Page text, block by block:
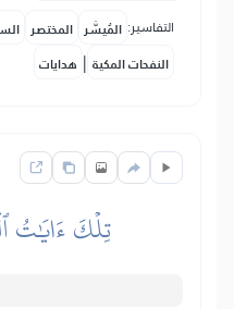
التفاسير: المُيسَّر المختصر
النفحات المكية | هدايات
تِلۡكَ ءَايَٰتُ